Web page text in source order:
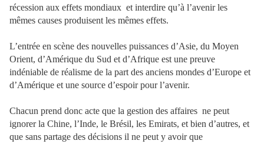
récession aux effets mondiaux et interdire qu’à l’avenir les
mêmes causes produisent les mêmes effets.
L’entrée en scène des nouvelles puissances d’Asie, du Moyen
Orient, d’Amérique du Sud et d’Afrique est une preuve
indéniable de réalisme de la part des anciens mondes d’Europe et
d’Amérique et une source d’espoir pour l’avenir.
Chacun prend donc acte que la gestion des affaires ne peut
ignorer la Chine, l’Inde, le Brésil, les Emirats, et bien d’autres, et
que sans partage des décisions il ne peut y avoir que